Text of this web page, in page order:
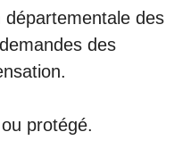
des
des
protégé.